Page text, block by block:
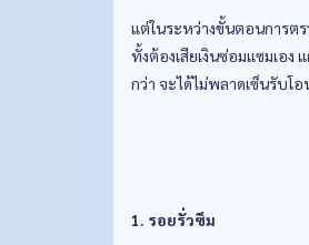
แต่ในระหว่างขั้นตอนการต
ทั้งต้องเสียเงินซ่อมแซมเอง
กว่า จะได้ไม่พลาดเซ็นรับโ
1. รอยรั่วซึม